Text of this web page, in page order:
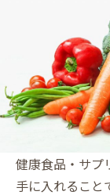
健康食品・サプ
手に入れること